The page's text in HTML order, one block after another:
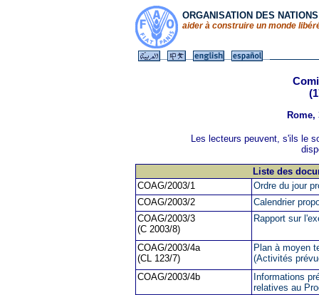
ORGANISATION DES
aider à construire un monde
Rome,
Les lecteurs peuvent, s'ils le
Liste des
COAG/2003/1
Ordre du jour
COAG/2003/2
Calendrier
COAG/2003/3
(C 2003/8)
Rapport sur
COAG/2003/4a
(CL 123/7)
Plan à moyen
(Activités
COAG/2003/4b
Informations
relatives au